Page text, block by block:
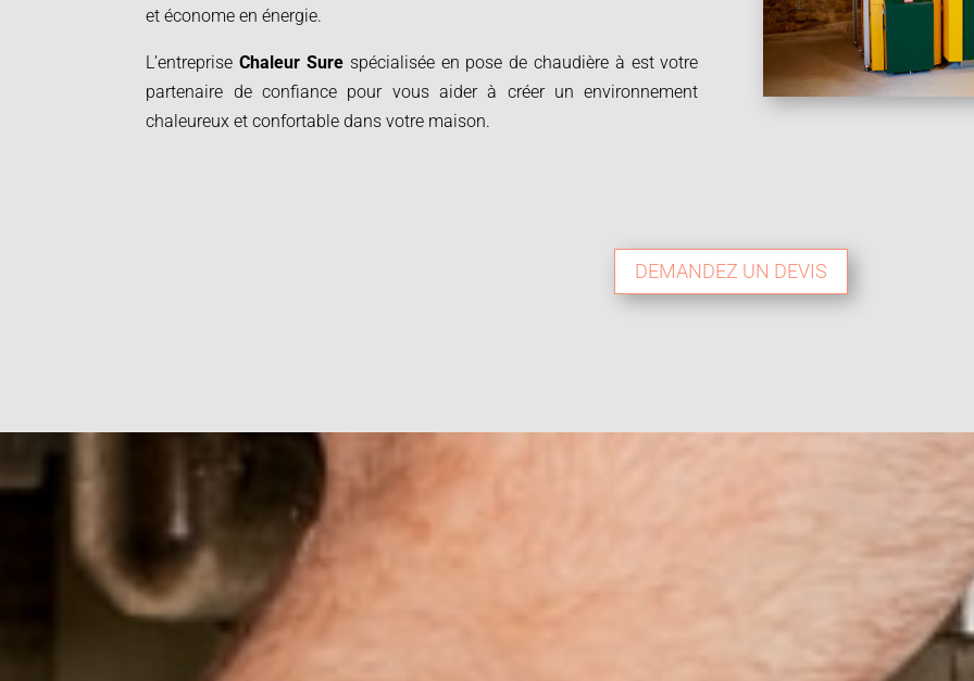
et économe en énergie.
L’entrepriseChaleur Sure spécialisée en pose de chaudière à est votre
partenaire de confiance pour vous aider à créer un environnement
chaleureux et confortable dans votre maison.
DEMANDEZ UN DEVIS